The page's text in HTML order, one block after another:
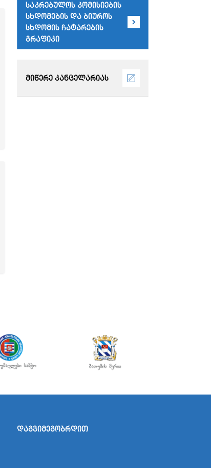
საკრებულოს კომისიების
სხდომების და ბიუროს
სხდომის ჩატარების
გრაფიკი
მიწერე კანცელარიას
დაგვიმეგობრდით